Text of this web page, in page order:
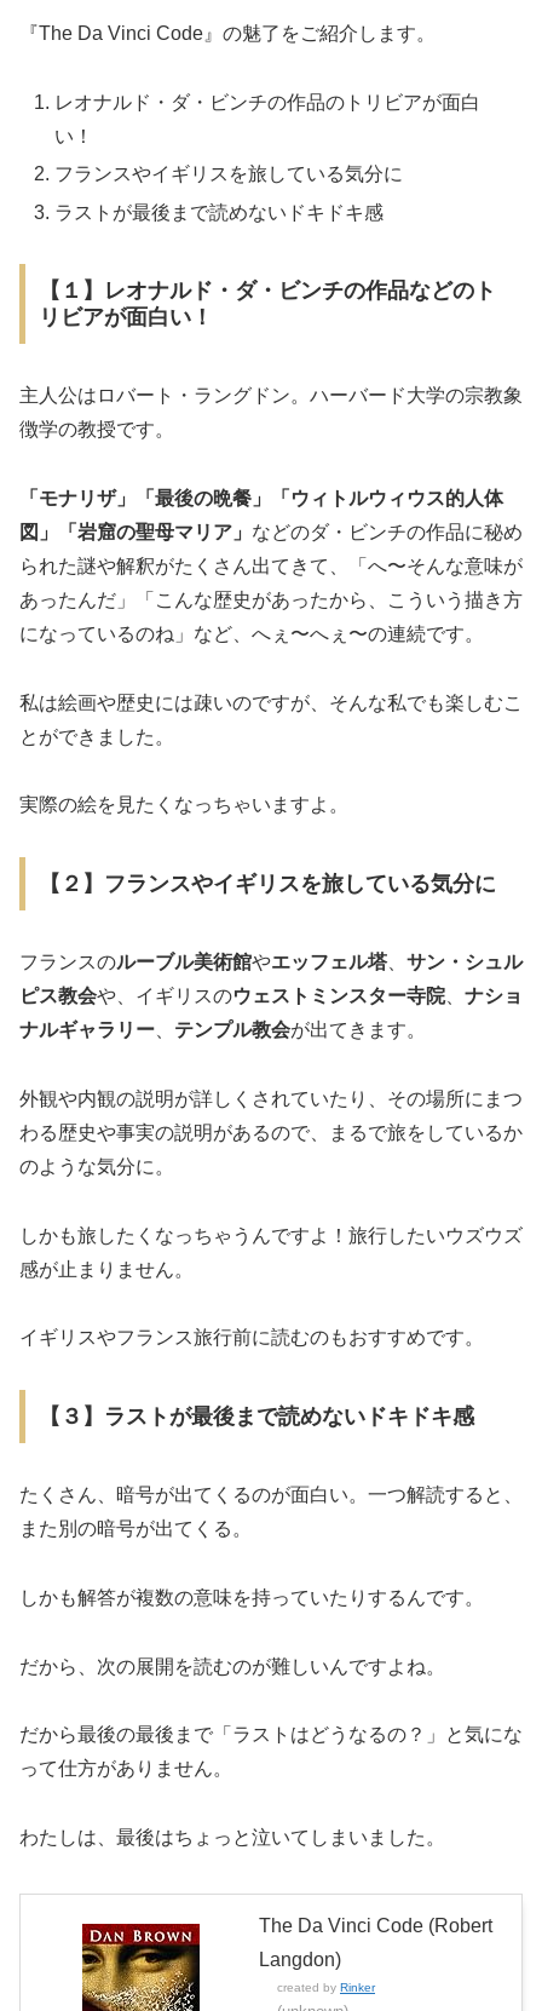
『The Da Vinci Code』の魅了をご紹介します。
レオナルド・ダ・ビンチの作品のトリビアが面白
い！
フランスやイギリスを旅している気分に
ラストが最後まで読めないドキドキ感
【１】レオナルド・ダ・ビンチの作品などのト
リビアが面白い！
主人公はロバート・ラングドン。ハーバード大学の宗教象
徴学の教授です。
「モナリザ」「最後の晩餐」「ウィトルウィウス的人体
図」「岩窟の聖母マリア」 などのダ・ビンチの作品に秘め
られた謎や解釈がたくさん出てきて、「へ〜そんな意味が
あったんだ」「こんな歴史があったから、こういう描き方
になっているのね」など、へぇ〜へぇ〜の連続です。
私は絵画や歴史には疎いのですが、そんな私でも楽しむこ
とができました。
実際の絵を見たくなっちゃいますよ。
【２】フランスやイギリスを旅している気分に
フランスのルーブル美術館やエッフェル塔、 サン・シュル
ピス教会や、イギリスのウェストミンスター寺院、 ナショ
ナルギャラリー
テンプル教会が出てきます。
外観や内観の説明が詳しくされていたり、その場所にまつ
わる歴史や事実の説明があるので、まるで旅をしているか
のような気分に。
しかも旅したくなっちゃうんですよ！旅行したいウズウズ
感が止まりません。
イギリスやフランス旅行前に読むのもおすすめです。
【３】ラストが最後まで読めないドキドキ感
たくさん、暗号が出てくるのが面白い。一つ解読すると、
また別の暗号が出てくる。
しかも解答が複数の意味を持っていたりするんです。
だから、次の展開を読むのが難しいんですよね。
だから最後の最後まで「ラストはどうなるの？」と気にな
って仕方がありません。
わたしは、最後はちょっと泣いてしまいました。
The Da Vinci Code (Robert
Langdon)
created by Rinker